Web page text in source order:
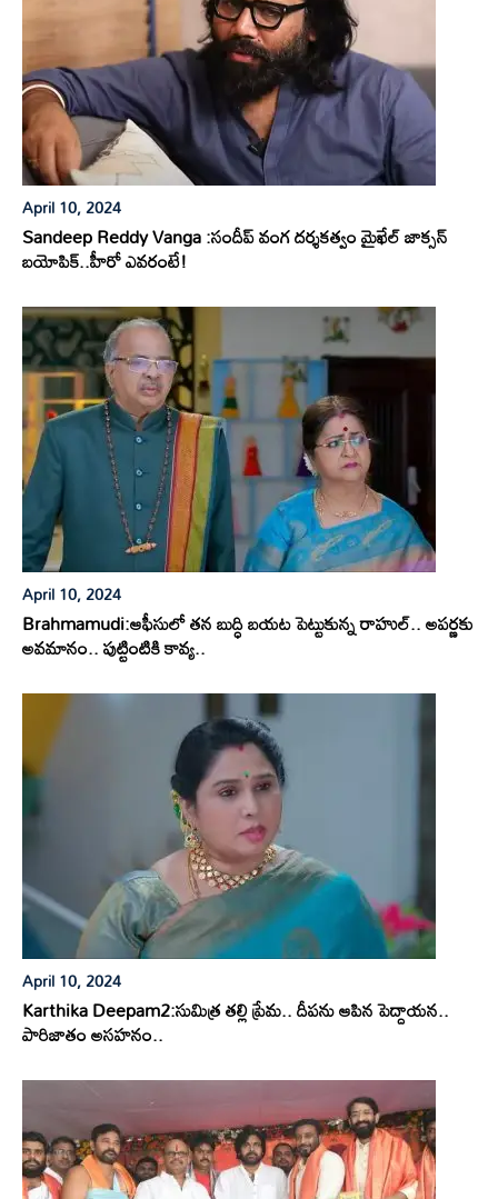
April 10, 2024
Sandeep Reddy Vanga :సందీప్ వంగ దర్శకత్వం మైఖేల్ జాక్సన్
బయోపిక్..హీరో ఎవరంటే!
April 10, 2024
Brahmamudi:ఆఫీసులో తన బుద్ధి బయట పెట్టుకున్న రాహుల్.. అపర్ణకు
అవమానం.. పుట్టింటికి కావ్య..
April 10, 2024
Karthika Deepam2:సుమిత్ర తల్లి ప్రేమ.. దీపను ఆపిన పెద్దాయన..
పారిజాతం అసహనం..